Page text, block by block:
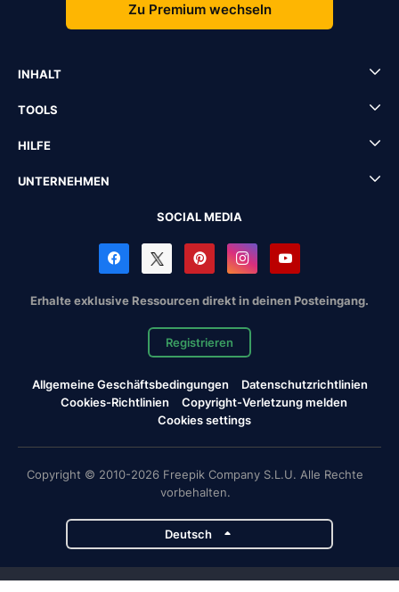
Zu Premium wechseln
INHALT
TOOLS
HILFE
UNTERNEHMEN
SOCIAL MEDIA
Erhalte exklusive Ressourcen direkt in deinen Posteingang.
Registrieren
Allgemeine Geschäftsbedingungen
Datenschutzrichtlinien
Cookies-Richtlinien
Copyright-Verletzung melden
Cookies settings
Copyright © 2010-2026 Freepik Company S.L.U. Alle Rechte
vorbehalten.
Deutsch